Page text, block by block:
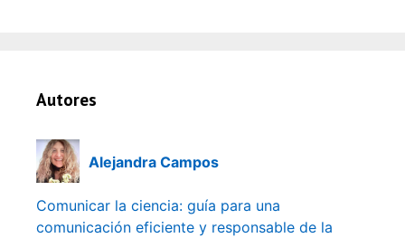
Autores
Alejandra Campos
Comunicar la ciencia: guía para una
comunicación eficiente y responsable de la